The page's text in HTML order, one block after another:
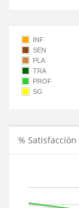
INF
SEN
PLA
TRA
PROF
SG
% Satisfacción